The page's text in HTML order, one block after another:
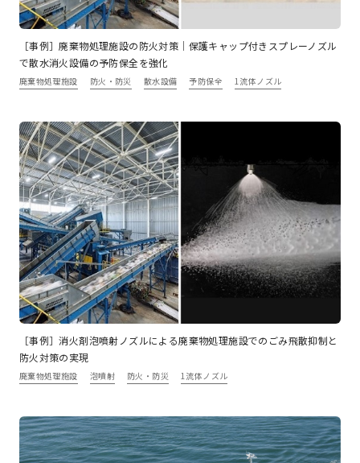
［事例］廃棄物処理施設の防火対策｜保護キャップ付きスプレーノズル
で散水消火設備の予防保全を強化
廃棄物処理施設 防火・防災 散水設備 予防保全 1流体ノズル
［事例］消火剤泡噴射ノズルによる廃棄物処理施設でのごみ飛散抑制と
防火対策の実現
廃棄物処理施設 泡噴射 防火・防災 1流体ノズル